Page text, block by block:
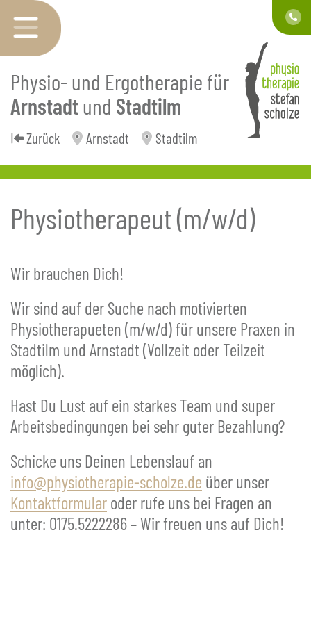
Physio- und Ergotherapie für
Arnstadtund Stadtilm
Zurück Arnstadt Stadtilm
Physiotherapeut (m/w/d)
Wir brauchen Dich!
Wir sind auf der Suche nach motivierten
Physiotherapueten (m/w/d) für unsere Praxen in
Stadtilm und Arnstadt (Vollzeit oder Teilzeit
möglich).
Hast Du Lust auf ein starkes Team und super
Arbeitsbedingungen bei sehr guter Bezahlung?
Schicke uns Deinen Lebenslauf an
info@physiotherapie-scholze.de über unser
Kontaktformular oder rufe uns bei Fragen an
unter: 0175.5222286 – Wir freuen uns auf Dich!